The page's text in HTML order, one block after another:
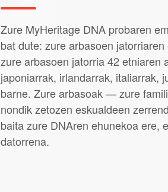
Zure MyHeritage DNA probaren
bat dute: zure arbasoen
zure arbasoen jatorria 42 etniaren
japoniarrak, irlandarrak, italiarrak,
barne. Zure arbasoak — zure
nondik zetozen eskualdeen
baita zure DNAren ehunekoa ere,
datorrena.